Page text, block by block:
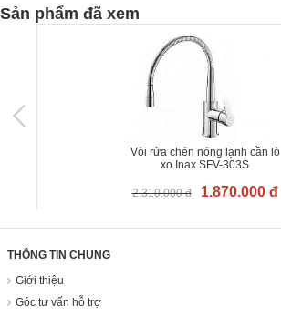
Sản phẩm đã xem
Vòi rửa chén nóng lạnh cần lò
xo Inax SFV-303S
2.310.000 đ 1.870.000 đ
THÔNG TIN CHUNG
Giới thiệu
Góc tư vấn hỗ trợ